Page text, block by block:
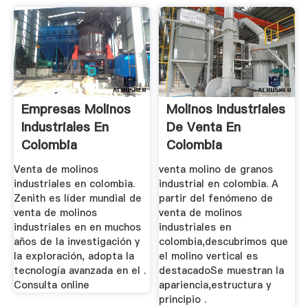
Empresas Molinos
Industriales En
Colombia
Venta de molinos
industriales en colombia.
Zenith es líder mundial de
venta de molinos
industriales en en muchos
años de la investigación y
la exploración, adopta la
tecnología avanzada en el .
Consulta online
Molinos Industriales
De Venta En
Colombia
venta molino de granos
industrial en colombia. A
partir del fenómeno de
venta de molinos
industriales en
colombia,descubrimos que
el molino vertical es
destacadoSe muestran la
apariencia,estructura y
principio .